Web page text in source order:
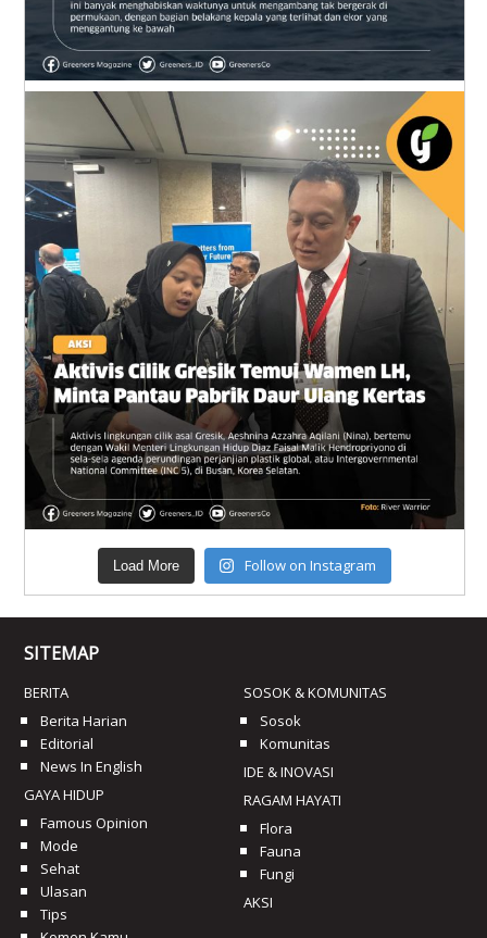
Load More Follow on Instagram
SITEMAP
BERITA
Berita Harian
Editorial
News In English
GAYA HIDUP
Famous Opinion
Mode
Sehat
Ulasan
Tips
SOSOK & KOMUNITAS
Sosok
Komunitas
IDE & INOVASI
RAGAM HAYATI
Flora
Fauna
Fungi
AKSI